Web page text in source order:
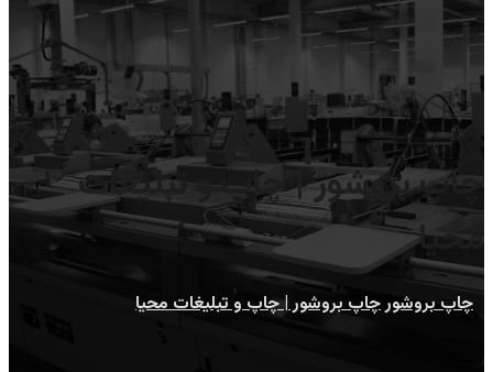
چاپ بروشور | چاپ و تبلیغات
محیا
چاپ بروشورچاپ بروشور | چاپ و تبلیغات محیا